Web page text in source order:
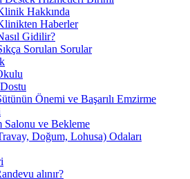
Hakkında
Haberler
Gidilir?
Sorulan Sorular
Önemi ve Başarılı Emzirme
Salonu ve Bekleme
Doğum, Lohusa) Odaları
alınır?